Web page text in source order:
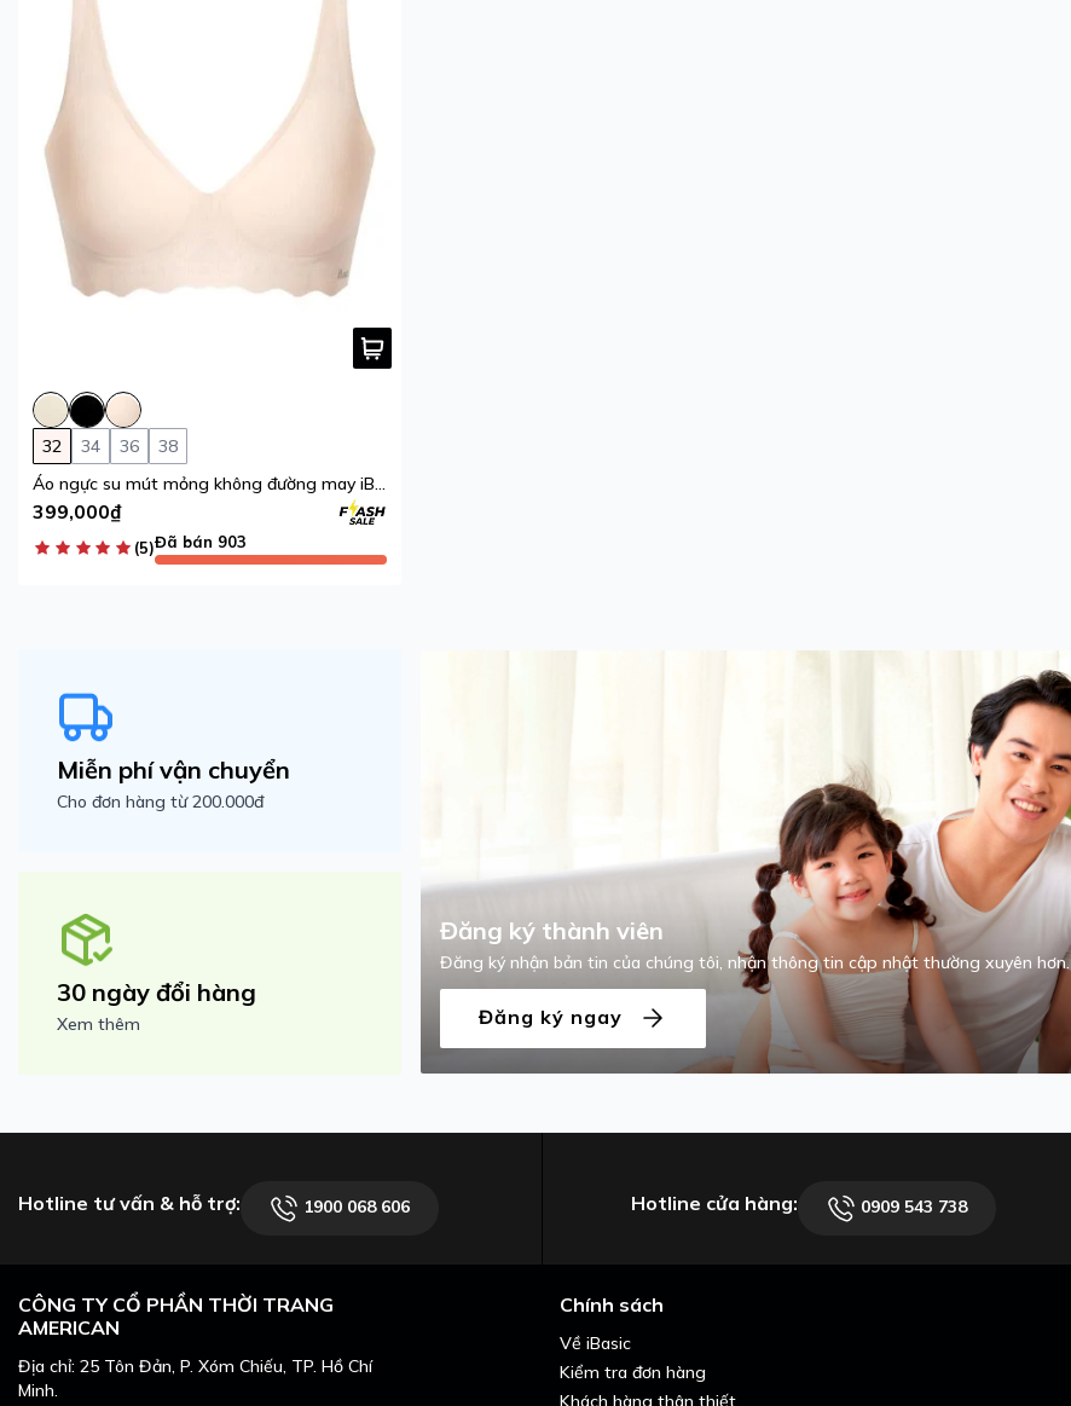
32 34 36
38
Áo ngực su mút mỏng không đường may iBasic tàng hình, không lộ viền BRAW111
399,000₫
(5)Đã bán 903
Miễn phí vận chuyển
Cho đơn hàng từ 200.000đ
30 ngày đổi hàng
Xem thêm
Đăng ký thành viên
Đăng ký nhận bản tin của chúng tôi, nhận thông tin cập nhật thường xuyên hơn.
Đăng ký ngay
Hotline tư vấn & hỗ trợ: 1900 068 606 Hotline cửa hàng: 0909 543 738
CÔNG TY CỔ PHẦN THỜI TRANG
AMERICAN
Địa chỉ: 25 Tôn Đản, P. Xóm Chiếu, TP. Hồ Chí
Minh.
Chính sách
Về iBasic
Kiểm tra đơn hàng
Khách hàng thân thiết